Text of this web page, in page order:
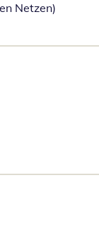
Netzen)